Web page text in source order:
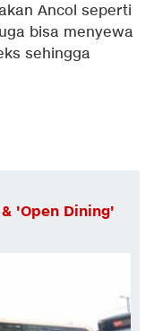
Ancol seperti
bisa menyewa
sehingga
'Open Dining'